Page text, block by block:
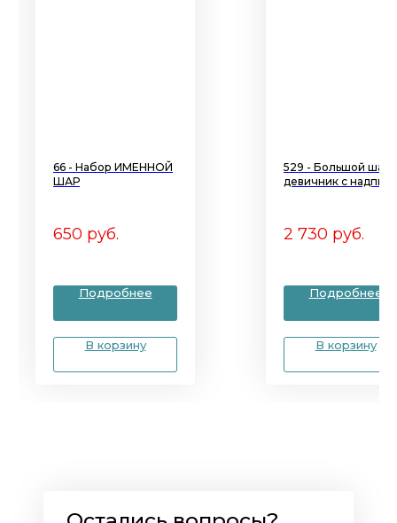
66 - Набор ИМЕННОЙ
ШАР
650 руб.
Подробнее
В корзину
529 - Большой шар
девичник с
2 730 руб.
Подробнее
В корзину